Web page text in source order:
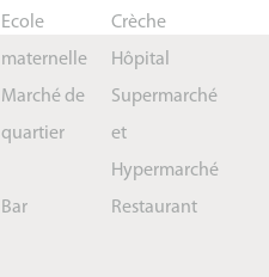
Ecole
maternelle
Crèche
Hôpital
Marché de
quartier
Supermarché
et
Hypermarché
Bar Restaurant